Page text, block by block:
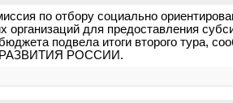
по отбору социально
организаций для предоставления
подвела итоги второго тура,
РОССИИ.